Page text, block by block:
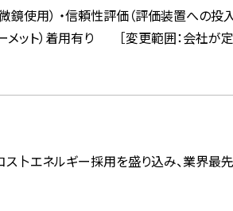
用） ・信頼性評価（評価装置への投入
メット）着用有り ［変更範囲：会
卜エネルギー採用を盛り込み、業界最